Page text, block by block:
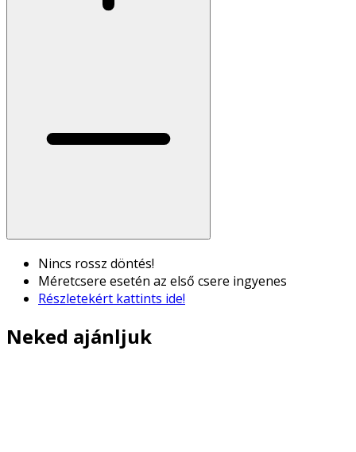
Nincs rossz döntés!
Méretcsere esetén az első csere ingyenes
Részletekért kattints ide!
Neked ajánljuk